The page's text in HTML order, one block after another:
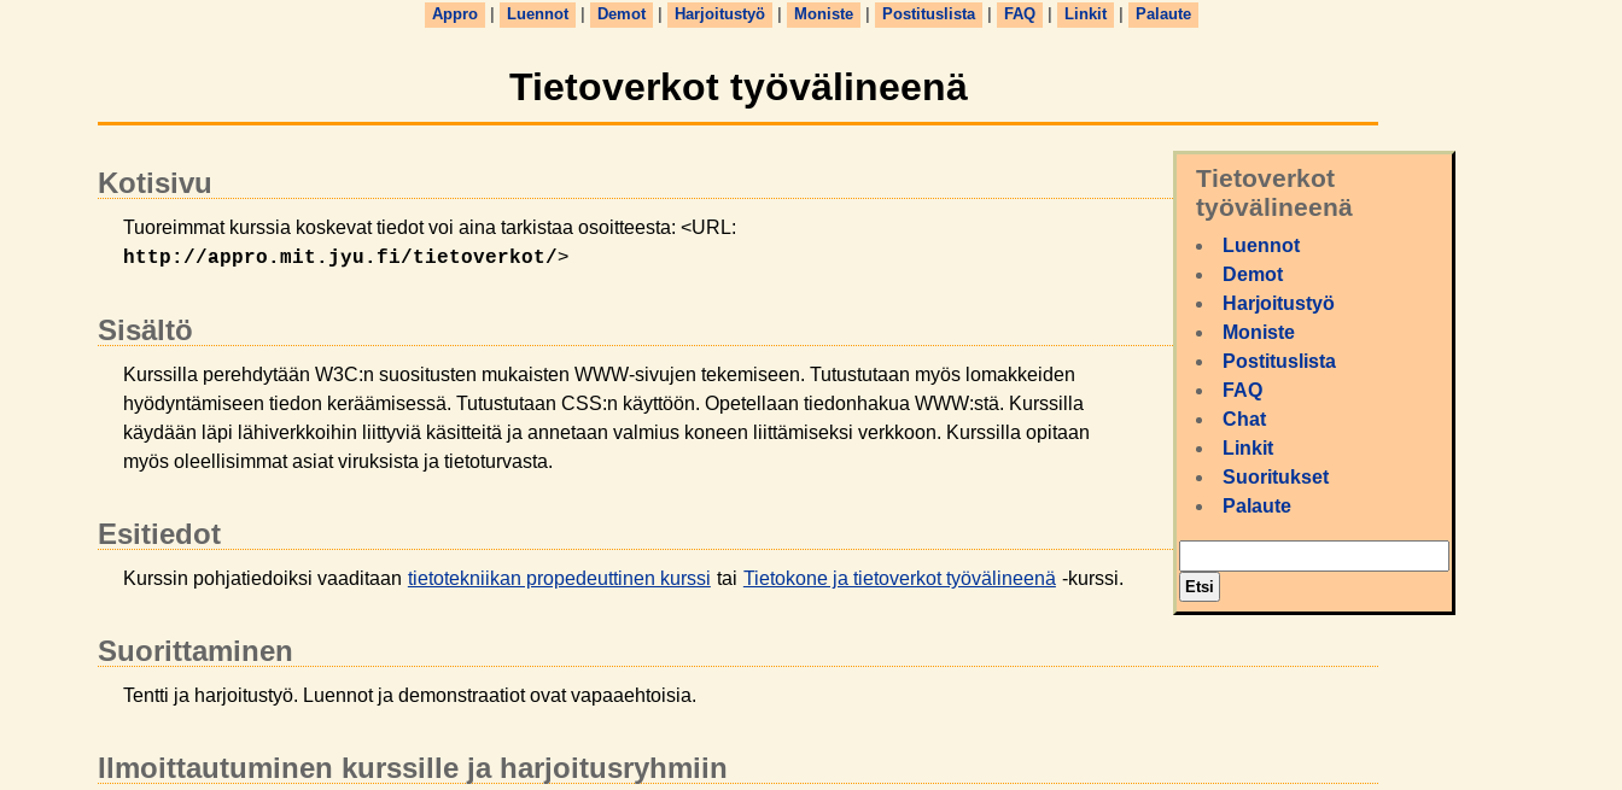
Appro Luennot Demot Harjoitustyö Moniste Postituslista FAQ Linkit Palaute
Tietoverkot työvälineenä
Tietoverkot
työvälineenä
Luennot
Demot
Harjoitustyö
Moniste
Postituslista
FAQ
Chat
Linkit
Suoritukset
Palaute
Kotisivu
Tuoreimmat kurssia koskevat tiedot voi aina tarkistaa osoitteesta: <URL:
http://appro.mit.jyu.fi/tietoverkot/>
Sisältö
Kurssilla perehdytään W3C:n suositusten mukaisten WWW-sivujen tekemiseen. Tutustutaan myös lomakkeiden
hyödyntämiseen tiedon keräämisessä. Tutustutaan CSS:n käyttöön. Opetellaan tiedonhakua WWW:stä. Kurssilla
käydään läpi lähiverkkoihin liittyviä käsitteitä ja annetaan valmius koneen liittämiseksi verkkoon. Kurssilla opitaan
myös oleellisimmat asiat viruksista ja tietoturvasta.
Esitiedot
Kurssin pohjatiedoiksi vaaditaan tietotekniikan propedeuttinen kurssi tai Tietokone ja tietoverkot työvälineenä -kurssi.
Suorittaminen
Tentti ja harjoitustyö. Luennot ja demonstraatiot ovat vapaaehtoisia.
Ilmoittautuminen kurssille ja harjoitusryhmiin